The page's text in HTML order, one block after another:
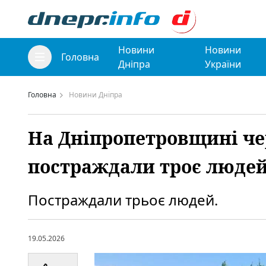
Головна
Новини
Дніпра
Новини
України
Головна Новини Дніпра
На Дніпропетровщині
постраждали троє
Постраждали трьоє людей.
19.05.2026